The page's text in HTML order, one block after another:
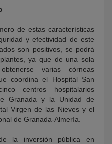
de estas características
y efectividad de este
son positivos, se podrá
ya que de una sola
varias córneas
coordina el Hospital San
centros hospitalarios
Granada y la Unidad de
Virgen de las Nieves y el
de Granada-Almería.
la inversión pública en